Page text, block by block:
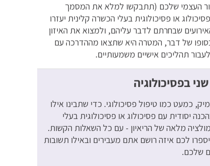
העצמי שלכם (תתבקשו למלא את המסמך
או פסיכולוגית בעלי הכשרה קלינית יעזרו
שבחרתם לדבר עליהם, ולמצוא את האיזון
של דבר, המטרה היא שתצאו מההדרכה עם
תהליכים אישיים משמעותיים.
בפסיכולוגיה
כמעט כמו טיפול פסיכולוגי. כדי שתבינו אילו
יסודית עם פסיכולוג או פסיכולוגית בעלי
מלאה של הריאיון - עם כל השאלות הקשות.
לכם איזה רושם אתם מעבירים ובאילו תשובות
שלכם.